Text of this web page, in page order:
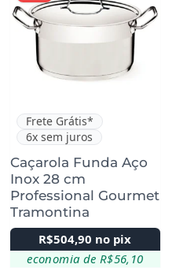
Frete Grátis*
6x sem juros
Caçarola Funda Aço
Inox 28 cm
Professional Gourmet
Tramontina
R$504,90 no pix
economia de R$56,10